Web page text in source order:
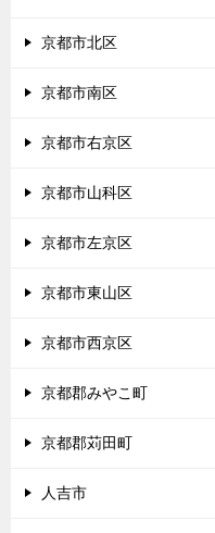
京都市北区
京都市南区
京都市右京区
京都市山科区
京都市左京区
京都市東山区
京都市西京区
京都郡みやこ町
京都郡苅田町
人吉市